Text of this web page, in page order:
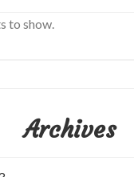
to show.
Archives